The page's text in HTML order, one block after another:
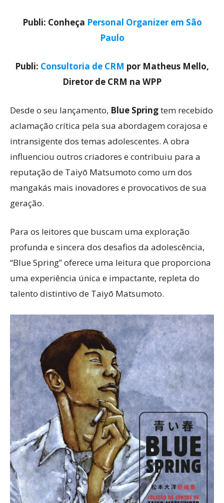
Publi: Conheça Personal Organizer em São
Paulo
Publi: Consultoria de CRM por Matheus Mello,
Diretor de CRM na WPP
Desde o seu lançamento, Blue Springtem recebido
aclamação crítica pela sua abordagem corajosa e
intransigente dos temas adolescentes. A obra
influenciou outros criadores e contribuiu para a
reputação de Taiyō Matsumoto como um dos
mangakás mais inovadores e provocativos de sua
geração.
Para os leitores que buscam uma exploração
profunda e sincera dos desafios da adolescência,
“Blue Spring” oferece uma leitura que proporciona
uma experiência única e impactante, repleta do
talento distintivo de Taiyō Matsumoto.